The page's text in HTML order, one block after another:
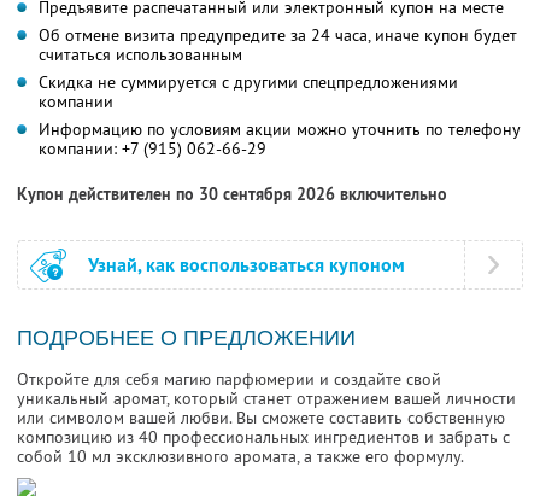
Предъявите распечатанный или электронный купон на месте
Об отмене визита предупредите за 24 часа, иначе купон будет
считаться использованным
Скидка не суммируется с другими спецпредложениями
компании
Информацию по условиям акции можно уточнить по телефону
компании: +7 (915) 062-66-29
Купон действителен по 30 сентября 2026 включительно
Узнай, как воспользоваться купоном
ПОДРОБНЕЕ О ПРЕДЛОЖЕНИИ
Откройте для себя магию парфюмерии и создайте свой
уникальный аромат, который станет отражением вашей личности
или символом вашей любви. Вы сможете составить собственную
композицию из 40 профессиональных ингредиентов и забрать с
собой 10 мл эксклюзивного аромата, а также его формулу.